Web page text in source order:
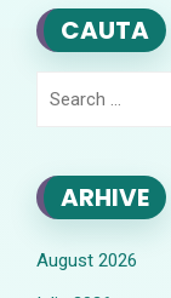
CAUTA
ARHIVE
August 2026